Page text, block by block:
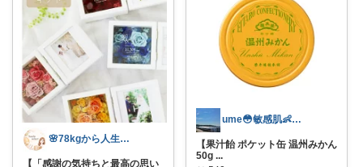
🌸78kgから人生最後のダイエット挑戦
【「感謝の気持ちと最高の思い
ume😳敏感肌👶🧴👗
【果汁飴 ポケット缶 温州みかん
50g ...